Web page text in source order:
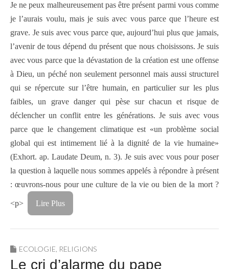
Je ne peux malheureusement pas être présent parmi vous comme
je l’aurais voulu, mais je suis avec vous parce que l’heure est
grave. Je suis avec vous parce que, aujourd’hui plus que jamais,
l’avenir de tous dépend du présent que nous choisissons. Je suis
avec vous parce que la dévastation de la création est une offense
à Dieu, un péché non seulement personnel mais aussi structurel
qui se répercute sur l’être humain, en particulier sur les plus
faibles, un grave danger qui pèse sur chacun et risque de
déclencher un conflit entre les générations. Je suis avec vous
parce que le changement climatique est «un problème social
global qui est intimement lié à la dignité de la vie humaine»
(Exhort. ap. Laudate Deum, n. 3). Je suis avec vous pour poser
la question à laquelle nous sommes appelés à répondre à présent
: œuvrons-nous pour une culture de la vie ou bien de la mort ?
<p> Lire Plus
ECOLOGIE RELIGIONS
Le cri d’alarme du pape